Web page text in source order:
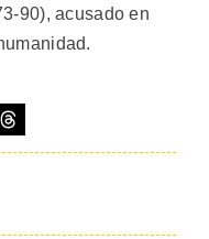
90), acusado en